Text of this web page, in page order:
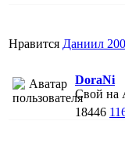
Нравится Даниил
DoraNi
Свой на
18446